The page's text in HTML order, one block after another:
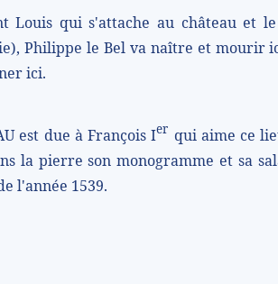
Louis qui s'attache au château et
Philippe le Bel va naître et mourir
ici.
est due à François Ier qui aime ce
la pierre son monogramme et sa
l'année 1539.